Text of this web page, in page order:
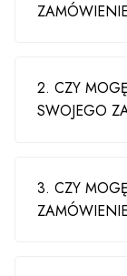
2. CZY
SWOJEGO
3. CZY